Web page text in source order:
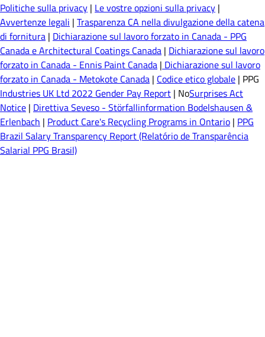
Politiche sulla privacy | Le vostre opzioni sulla privacy |
Avvertenze legali | Trasparenza CA nella divulgazione della catena
di fornitura | Dichiarazione sul lavoro forzato in Canada - PPG
Canada e Architectural Coatings Canada | Dichiarazione sul lavoro
forzato in Canada - Ennis Paint Canada | Dichiarazione sul lavoro
forzato in Canada - Metokote Canada | Codice etico globale | PPG
Industries UK Ltd 2022 Gender Pay Report | NoSurprises Act
Notice | Direttiva Seveso - Störfallinformation Bodelshausen &
Erlenbach | Product Care's Recycling Programs in Ontario | PPG
Brazil Salary Transparency Report (Relatório de Transparência
Salarial PPG Brasil)